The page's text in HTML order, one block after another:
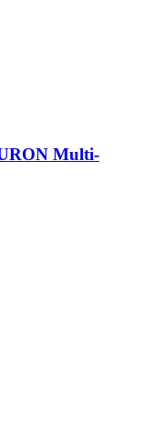
Multi-​